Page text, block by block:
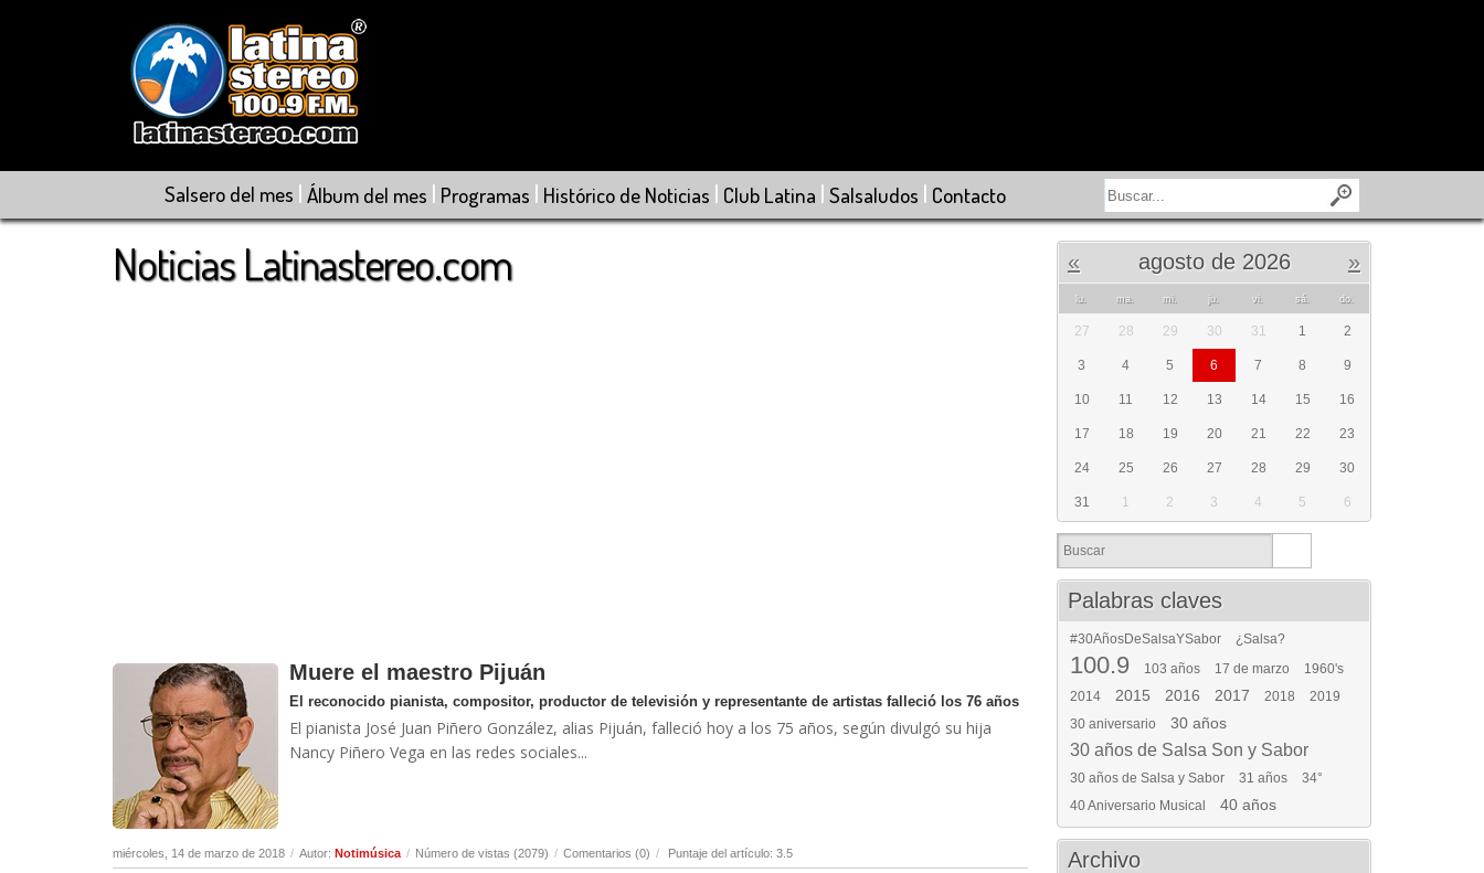
Salsero del mes | Álbum del mes | Programas | Histórico de Noticias | Club Latina | Salsaludos | Contacto
Noticias Latinastereo.com
Muere el maestro Pijuán
El reconocido pianista, compositor, productor de televisión y representante de artistas falleció los 76 años
El pianista José Juan Piñero González, alias Pijuán, falleció hoy a los 75 años, según divulgó su hija
Nancy Piñero Vega en las redes sociales...
miércoles, 14 de marzo de 2018 / Autor: Notimúsica / Número de vistas (2079) / Comentarios (0) / Puntaje del artículo: 3.5
« agosto de 2026 »
lu. ma. mi. ju. vi. sá. do.
27 28 29 30 31 1 2
3 4 5 6 7 8 9
10 11 12 13 14 15 16
17 18 19 20 21 22 23
24 25 26 27 28 29 30
31 1 2 3 4 5 6
Palabras claves
#30AñosDeSalsaYSabor ¿Salsa?
100.9 103 años 17 de marzo
1960's
2014
2015 2016 2017 2018
2019
30 aniversario
30 años
30 años de Salsa Son y Sabor
30 años de Salsa y Sabor 31 años
34°
40 Aniversario Musical
40 años
Archivo